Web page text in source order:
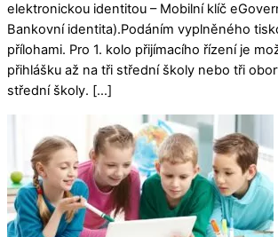
elektronickou identitou – Mobilní klíč
Bankovní identita).Podáním vyplněného
přílohami. Pro 1. kolo přijímacího řízení je
přihlášku až na tři střední školy nebo tři
střední školy. […]